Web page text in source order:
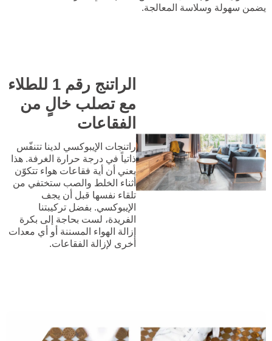
يضمن سهولة وسلاسة المعالجة.
الراتنج رقم 1 للطلاء
مع تصلب خالٍ من
الفقاعات
راتنجات الإيبوكسي لدينا تتنفّس
ذاتياً في درجة حرارة الغرفة. هذا
يعني أن أية فقاعات هواء تتكوّن
أثناء الخلط والصب ستختفي من
تلقاء نفسها قبل أن يجف
الإيبوكسي. بفضل تركيبتنا
الفريدة، لست بحاجة إلى بكرة
إزالة الهواء المسننة أو أي معدات
أخرى لإزالة الفقاعات.